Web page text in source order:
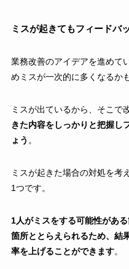
ミスが起きてもフィードバ
業務改善のアイデアを進めて
めミスが一次的に多くなるか
ミスが出ているから、そこで
きた内容をしっかりと把握し
ょう 。
ミスが起きた場合の対処を考
1つです。
1人がミスをする可能性があ
箇所ととらえられるため、結
率を上げることができます。